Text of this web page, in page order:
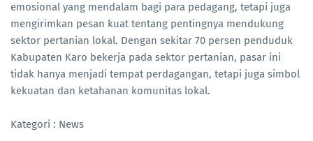
emosional yang mendalam bagi para pedagang, tetapi juga
mengirimkan pesan kuat tentang pentingnya mendukung
sektor pertanian lokal. Dengan sekitar 70 persen penduduk
Kabupaten Karo bekerja pada sektor pertanian, pasar ini
tidak hanya menjadi tempat perdagangan, tetapi juga simbol
kekuatan dan ketahanan komunitas lokal.
Kategori : News